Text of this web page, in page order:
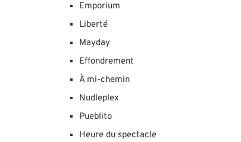
Emporium
Liberté
Mayday
Effondrement
À mi-chemin
Nudleplex
Pueblito
Heure du spectacle